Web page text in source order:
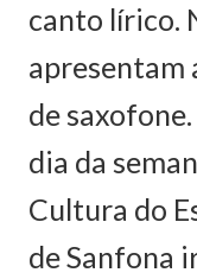
canto lírico.
apresentam
de
dia da
Cultura do
de Sanfona